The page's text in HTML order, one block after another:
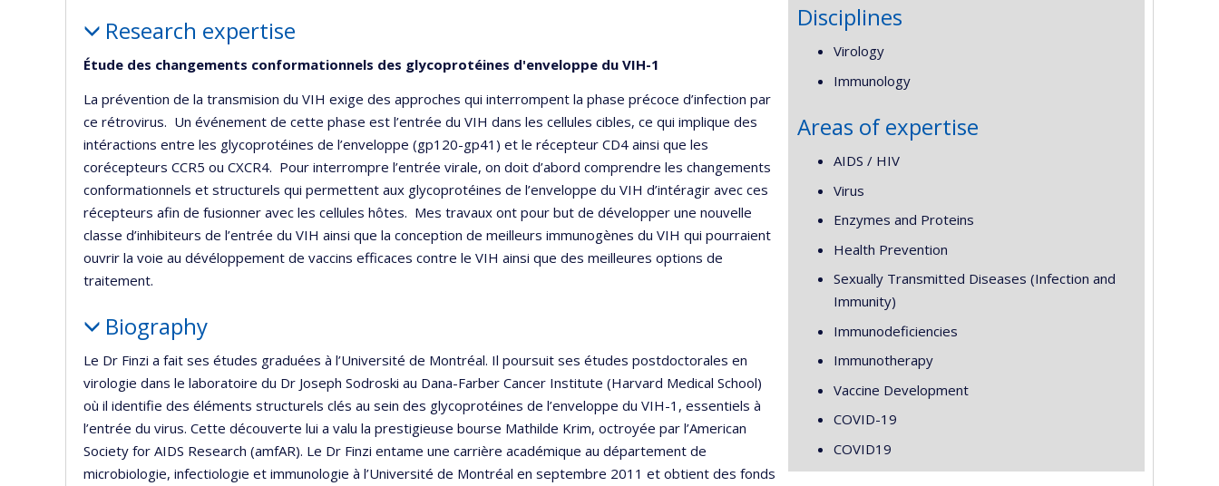
Research expertise
Étude des changements conformationnels des glycoprotéines d'enveloppe du VIH-1
La prévention de la transmision du VIH exige des approches qui interrompent la phase précoce d’infection par
ce rétrovirus. Un événement de cette phase est l’entrée du VIH dans les cellules cibles, ce qui implique des
intéractions entre les glycoprotéines de l’enveloppe (gp120-gp41) et le récepteur CD4 ainsi que les
corécepteurs CCR5 ou CXCR4. Pour interrompre l’entrée virale, on doit d’abord comprendre les changements
conformationnels et structurels qui permettent aux glycoprotéines de l’enveloppe du VIH d’intéragir avec ces
récepteurs afin de fusionner avec les cellules hôtes. Mes travaux ont pour but de développer une nouvelle
classe d’inhibiteurs de l’entrée du VIH ainsi que la conception de meilleurs immunogènes du VIH qui pourraient
ouvrir la voie au dévéloppement de vaccins efficaces contre le VIH ainsi que des meilleures options de
traitement.
Biography
Le Dr Finzi a fait ses études graduées à l’Université de Montréal. Il poursuit ses études postdoctorales en
virologie dans le laboratoire du Dr Joseph Sodroski au Dana-Farber Cancer Institute (Harvard Medical School)
où il identifie des éléments structurels clés au sein des glycoprotéines de l’enveloppe du VIH-1, essentiels à
l’entrée du virus. Cette découverte lui a valu la prestigieuse bourse Mathilde Krim, octroyée par l’American
Society for AIDS Research (amfAR). Le Dr Finzi entame une carrière académique au département de
microbiologie, infectiologie et immunologie à l’Université de Montréal en septembre 2011 et obtient des fonds
Disciplines
Virology
Immunology
Areas of expertise
AIDS / HIV
Virus
Enzymes and Proteins
Health Prevention
Sexually Transmitted Diseases (Infection and
Immunity)
Immunodeficiencies
Immunotherapy
Vaccine Development
COVID-19
COVID19